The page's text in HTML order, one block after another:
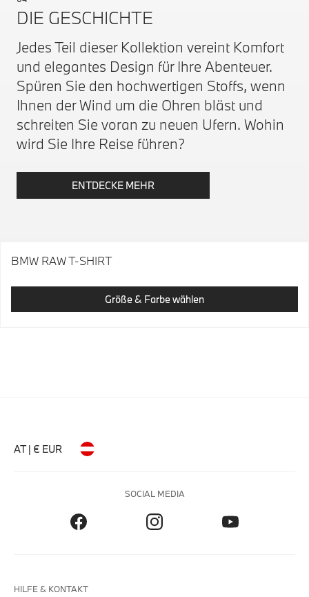
DIE GESCHICHTE
Jedes Teil dieser Kollektion vereint Komfort
und elegantes Design für Ihre Abenteuer.
Spüren Sie den hochwertigen Stoffs, wenn
Ihnen der Wind um die Ohren bläst und
schreiten Sie voran zu neuen Ufern. Wohin
wird Sie Ihre Reise führen?
ENTDECKE MEHR
BMW RAW T-SHIRT
Größe & Farbe wählen
AT | € EUR
SOCIAL MEDIA
HILFE & KONTAKT